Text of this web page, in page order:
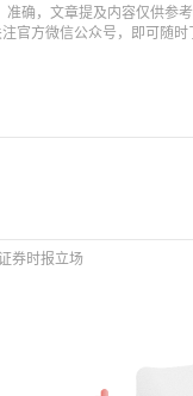
确，文章提及内容仅供参
官方微信公众号，即可随
券时报立场